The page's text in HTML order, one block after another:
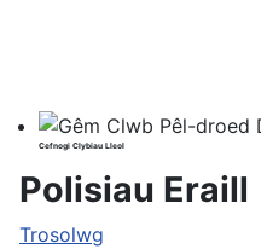
Cefnogi Clybiau Lleol
Polisiau Eraill
Trosolwg